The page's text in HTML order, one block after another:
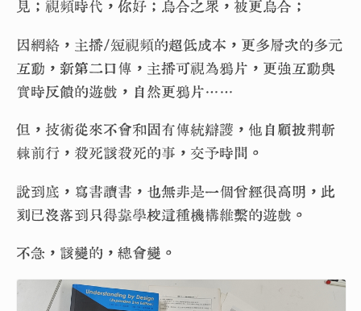
見；視頻時代，你好；烏合之眾，被更烏合；
因網絡，主播/短視頻的超低成本，更多層次的多元
互動，新第二口傳，主播可視為鴉片，更強互動與
實時反饋的遊戲，自然更鴉片……
但，技術從來不會和固有傳統辯護，他自顧披荊斬
棘前行，殺死該殺死的事，交予時間。
說到底，寫書讀書，也無非是一個曾經很高明，此
刻已沒落到只得靠學校這種機構維繫的遊戲。
不急，該變的，總會變。